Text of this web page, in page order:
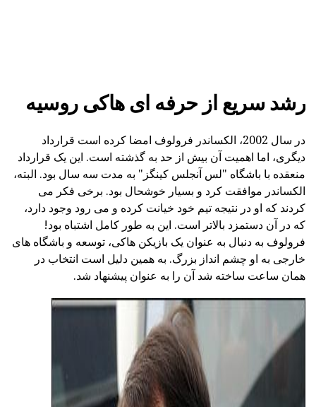
رشد سریع از حرفه ای هاکی روسیه
در سال 2002، الکساندر فرولوف امضا کرده است قرارداد
دیگری، اما اهمیت آن بیش از حد به گذشته است. این یک قرارداد
منعقده با باشگاه "لس آنجلس کینگز" به مدت سه سال بود. البته،
الکساندر موافقت کرد و بسیار خوشحال بود. برخی فکر می
کردند که او در نتیجه تیم خود خیانت کرده و می رود وجود دارد،
که در آن دستمزد بالاتر است. این به طور کامل اشتباه بود!
فرولوف به دنبال به عنوان یک بازیکن هاکی، توسعه و باشگاه های
خارجی به او چشم انداز بزرگ. به همین دلیل است انتخاب در
همان ساعت ساخته شد آن را به عنوان پیشنهاد شد.